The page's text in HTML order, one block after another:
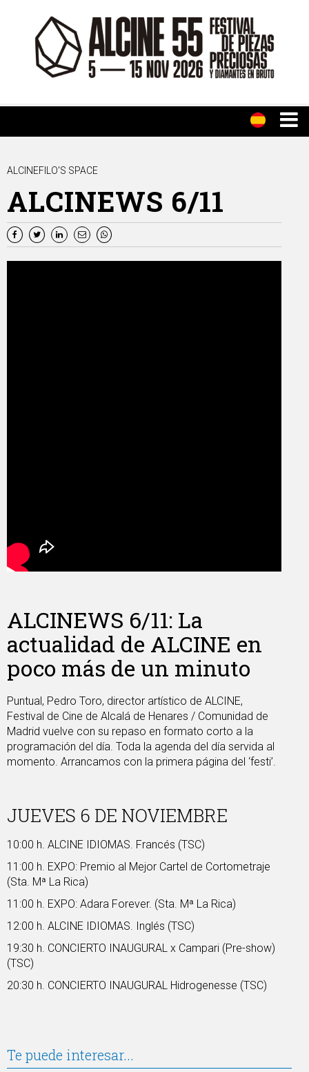
ALCINEFILO'S SPACE
ALCINEWS 6/11
ALCINEWS 6/11: La
actualidad de ALCINE en
poco más de un minuto
Puntual, Pedro Toro, director artístico de ALCINE,
Festival de Cine de Alcalá de Henares / Comunidad de
Madrid vuelve con su repaso en formato corto a la
programación del día. Toda la agenda del día servida al
momento. Arrancamos con la primera página del ‘festi’.
JUEVES 6 DE NOVIEMBRE
10:00 h. ALCINE IDIOMAS. Francés (TSC)
11:00 h. EXPO: Premio al Mejor Cartel de Cortometraje
(Sta. Mª La Rica)
11:00 h. EXPO: Adara Forever. (Sta. Mª La Rica)
12:00 h. ALCINE IDIOMAS. Inglés (TSC)
19:30 h. CONCIERTO INAUGURAL x Campari (Pre-show)
(TSC)
20:30 h. CONCIERTO INAUGURAL Hidrogenesse (TSC)
Te puede interesar...